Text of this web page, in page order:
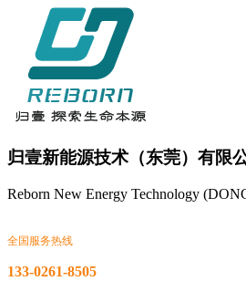
归壹新能源技术（东莞）有限
Reborn New Energy Technology
全国服务热线
133-0261-8505